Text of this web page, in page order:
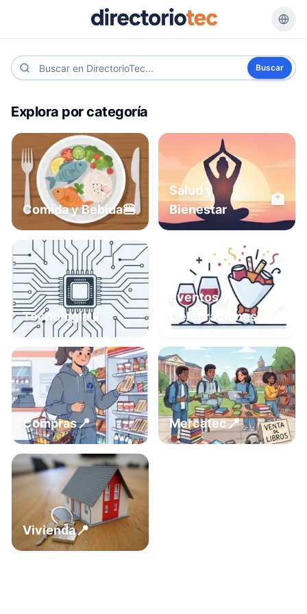
Buscar
Explora por categoría
Comida y Bebida🍔
Salud y
Bienestar
🏥
Tecnología📱
Eventos y
Celebraciones
Compras📍 Mercatec📍
Vivienda📍